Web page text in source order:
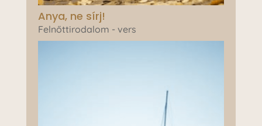
Anya, ne sírj!
Felnőttirodalom - vers